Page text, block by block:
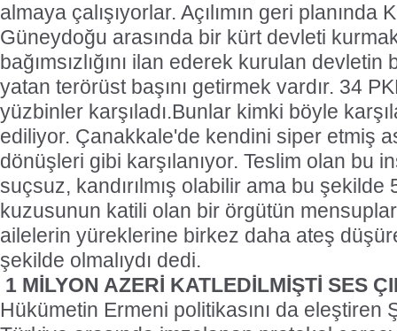
almaya çalışıyorlar. Açılımın geri planında
Güneydoğu arasında bir kürt devleti
bağımsızlığını ilan ederek kurulan devletin
yatan terörüst başını getirmek vardır. 34
yüzbinler karşıladı.Bunlar kimki böyle
ediliyor. Çanakkale'de kendini siper etmiş
dönüşleri gibi karşılanıyor. Teslim olan bu
suçsuz, kandırılmış olabilir ama bu şekilde
kuzusunun katili olan bir örgütün
ailelerin yüreklerine birkez daha ateş
şekilde olmalıydı dedi.
1 MİLYON AZERİ KATLEDİLMİŞTİ SES
Hükümetin Ermeni politikasını da eleştiren